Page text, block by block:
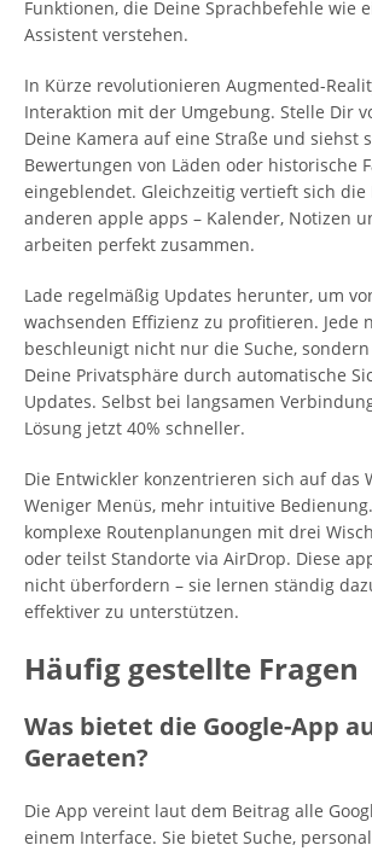
Funktionen, die Deine Sprachbefehle wie
Assistent verstehen.
In Kürze revolutionieren Augmented-
Interaktion mit der Umgebung. Stelle Dir
Deine Kamera auf eine Straße und siehst
Bewertungen von Läden oder historische
eingeblendet. Gleichzeitig vertieft sich
anderen apple apps – Kalender, Notizen
arbeiten perfekt zusammen.
Lade regelmäßig Updates herunter, um
wachsenden Effizienz zu profitieren. Jede
beschleunigt nicht nur die Suche,
Deine Privatsphäre durch automatische
Updates. Selbst bei langsamen
Lösung jetzt 40% schneller.
Die Entwickler konzentrieren sich auf das
Weniger Menüs, mehr intuitive
komplexe Routenplanungen mit drei
oder teilst Standorte via AirDrop. Diese
nicht überfordern – sie lernen ständig
effektiver zu unterstützen.
Häufig gestellte Fragen
Was bietet die Google-App
Geraeten?
Die App vereint laut dem Beitrag alle
einem Interface. Sie bietet Suche,